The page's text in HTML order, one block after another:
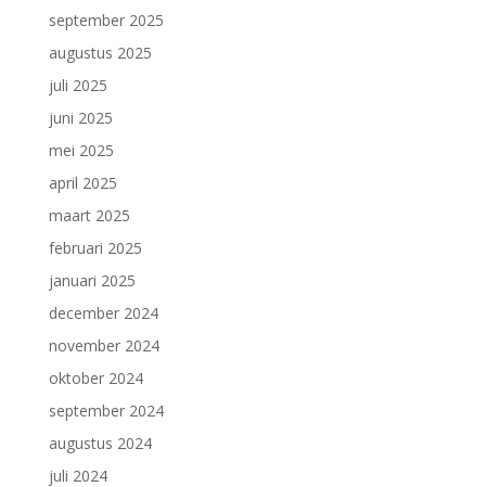
september 2025
augustus 2025
juli 2025
juni 2025
mei 2025
april 2025
maart 2025
februari 2025
januari 2025
december 2024
november 2024
oktober 2024
september 2024
augustus 2024
juli 2024